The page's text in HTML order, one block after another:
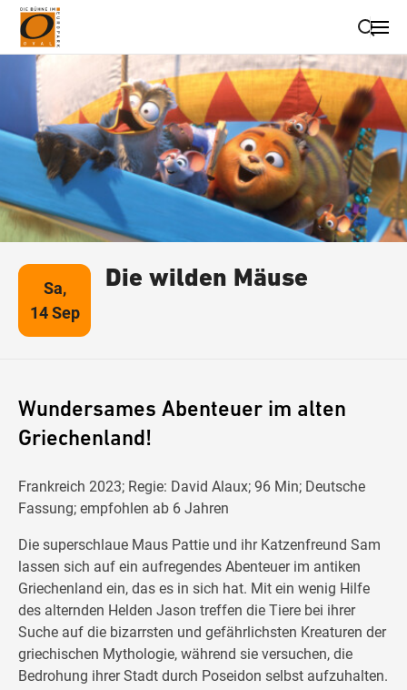
Suche schließen
Wegbeschreibung erhalten
Sa,
14 Sep
Die wilden Mäuse
Wundersames Abenteuer im alten
Griechenland!
Frankreich 2023; Regie: David Alaux; 96 Min; Deutsche
Fassung; empfohlen ab 6 Jahren
Die superschlaue Maus Pattie und ihr Katzenfreund Sam
lassen sich auf ein aufregendes Abenteuer im antiken
Griechenland ein, das es in sich hat. Mit ein wenig Hilfe
des alternden Helden Jason treffen die Tiere bei ihrer
Suche auf die bizarrsten und gefährlichsten Kreaturen der
griechischen Mythologie, während sie versuchen, die
Bedrohung ihrer Stadt durch Poseidon selbst aufzuhalten.